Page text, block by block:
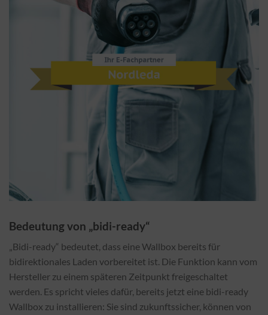
Bedeutung von „bidi-ready“
„Bidi-ready“ bedeutet, dass eine Wallbox bereits für
bidirektionales Laden vorbereitet ist. Die Funktion kann vom
Hersteller zu einem späteren Zeitpunkt freigeschaltet
werden. Es spricht vieles dafür, bereits jetzt eine bidi-ready
Wallbox zu installieren: Sie sind zukunftssicher, können von